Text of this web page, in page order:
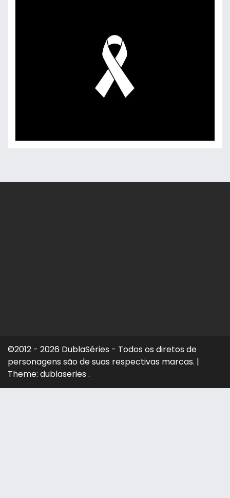
©2012 - 2026 DublaSéries - Todos os diretos de
personagens são de suas respectivas marcas. |
Theme: dublaseries .